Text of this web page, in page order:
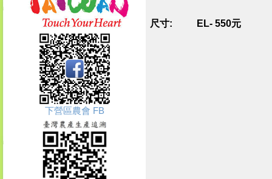
下營區農會 FB
尺寸: EL- 550元